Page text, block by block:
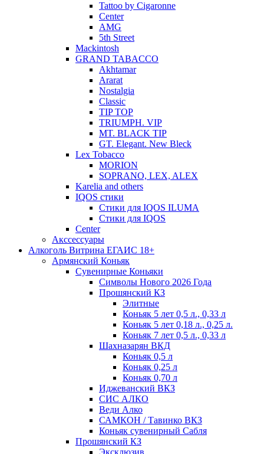
Tattoo by Cigaronne
Center
AMG
5th Street
Mackintosh
GRAND TABACCO
Akhtamar
Ararat
Nostalgia
Classic
TIP TOP
TRIUMPH. VIP
MT. BLACK TIP
GT. Elegant. New Bleck
Lex Tobacco
MORION
SOPRANO, LEX, ALEX
Karelia and others
IQOS стики
Стики для IQOS ILUMA
Стики для IQOS
Сenter
Акссессуары
Алкоголь Витрина ЕГАИС 18+
Армянский Коньяк
Сувенирные Коньяки
Символы Нового 2026 Года
Прошянский КЗ
Элитные
Коньяк 5 лет 0,5 л., 0,33 л
Коньяк 5 лет 0,18 л., 0,25 л.
Коньяк 7 лет 0,5 л., 0,33 л
Шахназарян ВКД
Коньяк 0,5 л
Коньяк 0,25 л
Коньяк 0,70 л
Иджеванский ВКЗ
СИС АЛКО
Веди Алко
САМКОН / Тавинко ВКЗ
Коньяк сувенирный Сабля
Прошянский КЗ
Эксклюзив